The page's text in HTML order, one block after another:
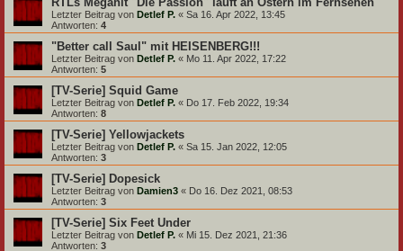
Letzter Beitrag von Detlef P. « Sa 16. Apr 2022, 13:45
Antworten: 4
"Better call Saul" mit HEISENBERG!!!
Letzter Beitrag von Detlef P. « Mo 11. Apr 2022, 17:22
Antworten: 5
[TV-Serie] Squid Game
Letzter Beitrag von Detlef P. « Do 17. Feb 2022, 19:34
Antworten: 8
[TV-Serie] Yellowjackets
Letzter Beitrag von Detlef P. « Sa 15. Jan 2022, 12:05
Antworten: 3
[TV-Serie] Dopesick
Letzter Beitrag von Damien3 « Do 16. Dez 2021, 08:53
Antworten: 3
[TV-Serie] Six Feet Under
Letzter Beitrag von Detlef P. « Mi 15. Dez 2021, 21:36
Antworten: 3